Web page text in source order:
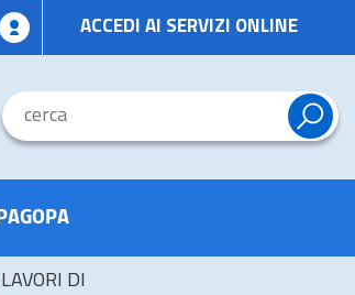
ACCEDI AI SERVIZI ONLINE
DI